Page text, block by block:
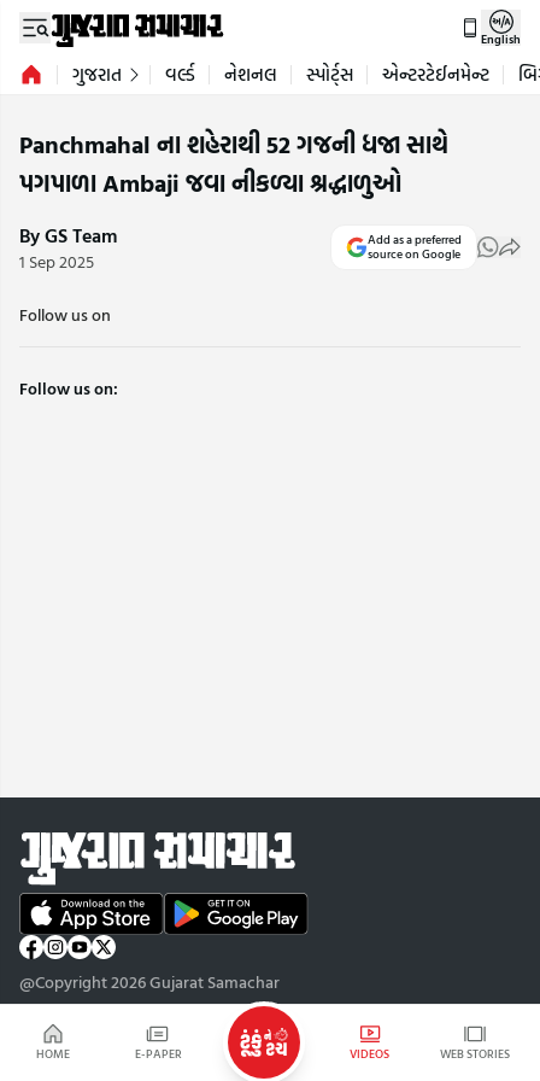
HOME E-PAPER VIDEOS WEB STORIES
English
ગુજરાત વર્લ્ડ નેશનલ સ્પોર્ટ્સ એન્ટરટેઈનમેન્ટ
Panchmahal ના શહેરાથી 52 ગજની ધજા સાથે
પગપાળા Ambaji જવા નીકળ્યા શ્રદ્ધાળુઓ
By GS Team
1 Sep 2025
Add as a preferred
source on Google
Follow us on
Follow us on:
@Copyright 2026 Gujarat Samachar